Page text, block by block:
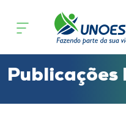
Cursos
Publicações